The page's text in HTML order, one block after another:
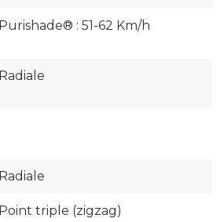
Purishade® : 51-62 Km/h
Radiale
Radiale
Point triple (zigzag)